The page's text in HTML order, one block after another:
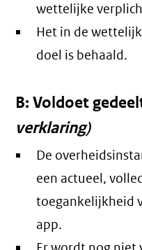
wettelijke
Het in de
doel is behaald.
B: Voldoet
verklaring)
De
een actueel,
toegankelijkheid
app.